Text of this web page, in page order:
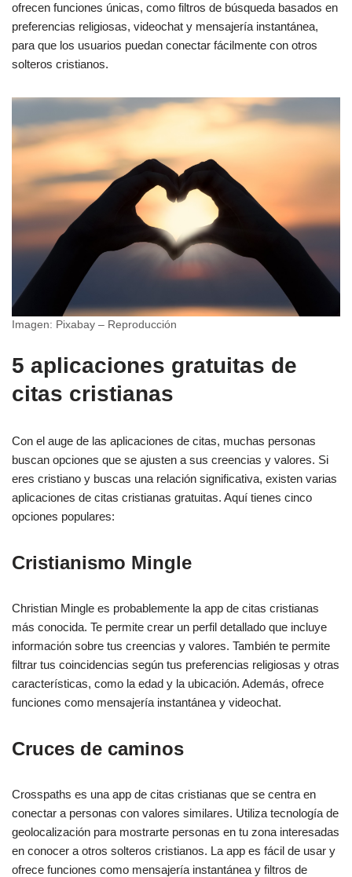
ofrecen funciones únicas, como filtros de búsqueda basados en
preferencias religiosas, videochat y mensajería instantánea,
para que los usuarios puedan conectar fácilmente con otros
solteros cristianos.
Imagen: Pixabay – Reproducción
5 aplicaciones gratuitas de
citas cristianas
Con el auge de las aplicaciones de citas, muchas personas
buscan opciones que se ajusten a sus creencias y valores. Si
eres cristiano y buscas una relación significativa, existen varias
aplicaciones de citas cristianas gratuitas. Aquí tienes cinco
opciones populares:
Cristianismo Mingle
Christian Mingle es probablemente la app de citas cristianas
más conocida. Te permite crear un perfil detallado que incluye
información sobre tus creencias y valores. También te permite
filtrar tus coincidencias según tus preferencias religiosas y otras
características, como la edad y la ubicación. Además, ofrece
funciones como mensajería instantánea y videochat.
Cruces de caminos
Crosspaths es una app de citas cristianas que se centra en
conectar a personas con valores similares. Utiliza tecnología de
geolocalización para mostrarte personas en tu zona interesadas
en conocer a otros solteros cristianos. La app es fácil de usar y
ofrece funciones como mensajería instantánea y filtros de